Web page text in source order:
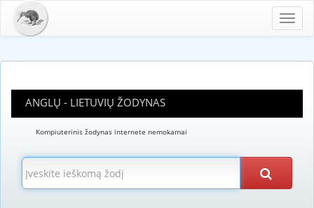
ANGLŲ - LIETUVIŲ ŽODYNAS
Kompiuterinis žodynas internete nemokamai